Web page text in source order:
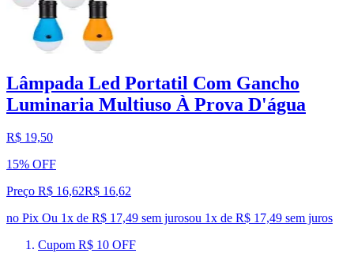
Lâmpada Led Portatil Com Gancho
Luminaria Multiuso À Prova D'água
R$ 19,50
15% OFF
Preço R$ 16,62R$ 16,62
no Pix Ou 1x de R$ 17,49 sem jurosou 1x de R$ 17,49 sem juros
Cupom R$ 10 OFF